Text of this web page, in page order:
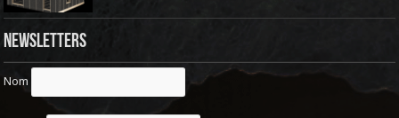
Newsletters
Nom